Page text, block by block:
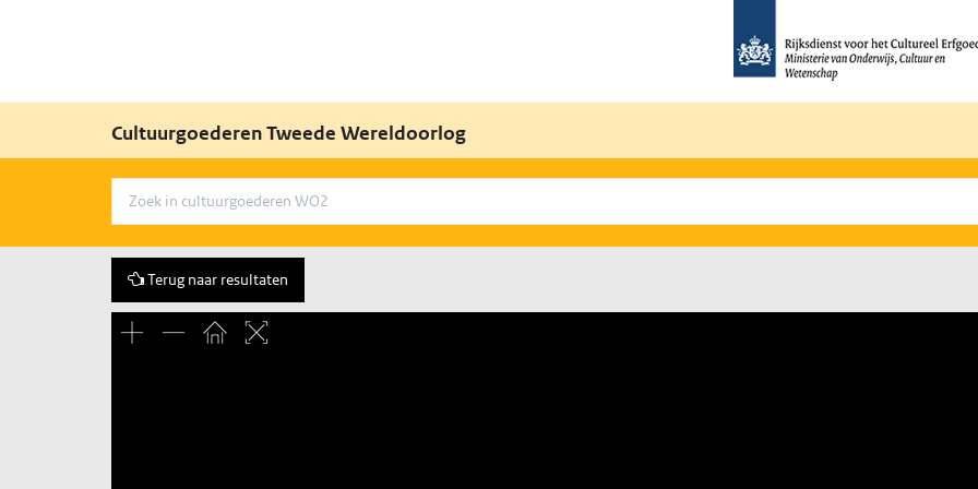
Cultuurgoederen Tweede Wereldoorlog
Terug naar resultaten